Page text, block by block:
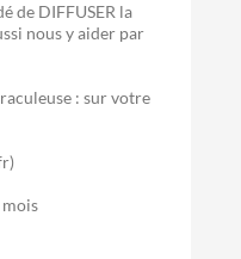
de DIFFUSER la
nous y aider par
: sur votre